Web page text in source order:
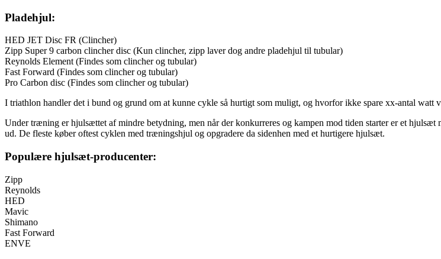
Pladehjul:
HED JET Disc FR (Clincher)
Zipp Super 9 carbon clincher disc (Kun clincher, zipp laver dog andre pladehjul til tubular)
Reynolds Element (Findes som clincher og tubular)
Fast Forward (Findes som clincher og tubular)
Pro Carbon disc (Findes som clincher og tubular)
I triathlon handler det i bund og grund om at kunne cykle så hurtigt som muligt, og hvorfor ikke spare xx-antal watt
Under træning er hjulsættet af mindre betydning, men når der konkurreres og kampen mod tiden starter er et
ud. De fleste køber oftest cyklen med træningshjul og opgradere da sidenhen med et hurtigere hjulsæt.
Populære hjulsæt-producenter:
Zipp
Reynolds
HED
Mavic
Shimano
Fast Forward
ENVE